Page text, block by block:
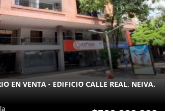
EN VENTA - EDIFICIO CALLE REAL, NEIVA.